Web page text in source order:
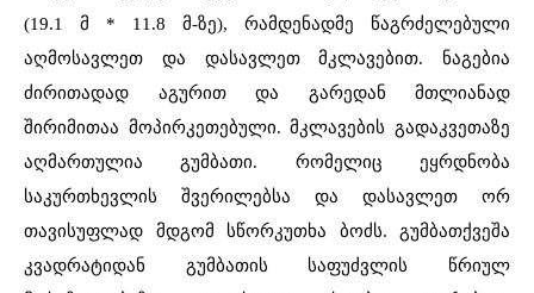
(19.1 მ * 11.8 მ-ზე), რამდენადმე წაგრძელებული
აღმოსავლეთ და დასავლეთ მკლავებით. ნაგებია
ძირითადად აგურით და გარედან მთლიანად
შირიმითაა მოპირკეთებული. მკლავების გადაკვეთაზე
აღმართულია გუმბათი. რომელიც ეყრდნობა
საკურთხევლის შვერილებსა და დასავლეთ ორ
თავისუფლად მდგომ სწორკუთხა ბოძს. გუმბათქვეშა
კვადრატიდან გუმბათის საფუძვლის წრიულ